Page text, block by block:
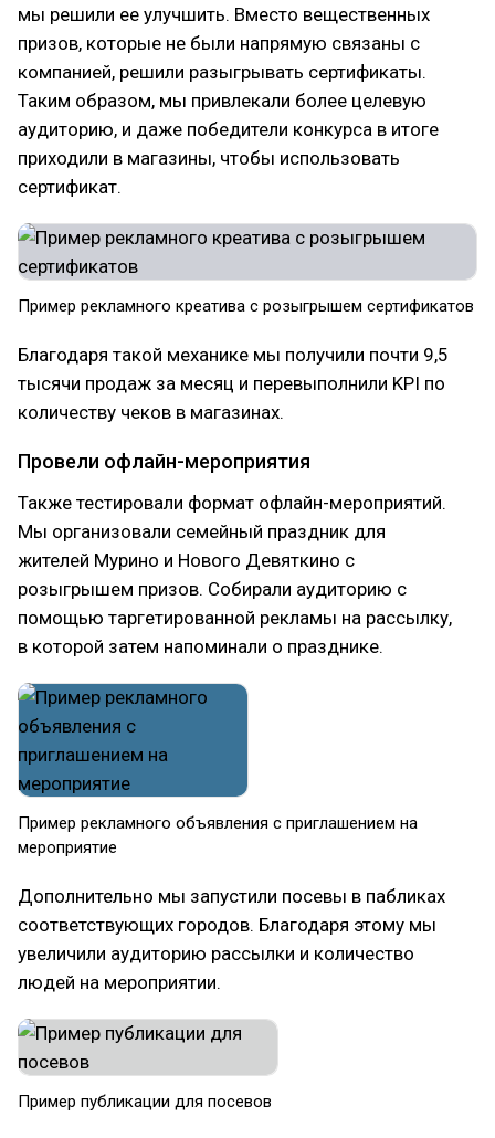
мы решили ее улучшить. Вместо вещественных
призов, которые не были напрямую связаны с
компанией, решили разыгрывать сертификаты.
Таким образом, мы привлекали более целевую
аудиторию, и даже победители конкурса в итоге
приходили в магазины, чтобы использовать
сертификат.
Пример рекламного креатива с розыгрышем сертификатов
Благодаря такой механике мы получили почти 9,5
тысячи продаж за месяц и перевыполнили KPI по
количеству чеков в магазинах.
Провели офлайн-мероприятия
Также тестировали формат офлайн-мероприятий.
Мы организовали семейный праздник для
жителей Мурино и Нового Девяткино с
розыгрышем призов. Собирали аудиторию с
помощью таргетированной рекламы на рассылку,
в которой затем напоминали о празднике.
Пример рекламного объявления с приглашением на
мероприятие
Дополнительно мы запустили посевы в пабликах
соответствующих городов. Благодаря этому мы
увеличили аудиторию рассылки и количество
людей на мероприятии.
Пример публикации для посевов